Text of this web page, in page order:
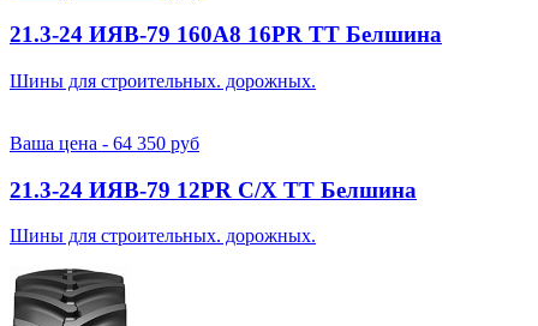
21.3-24 ИЯВ-79 160A8 16PR TT Белшина
Шины для строительных. дорожных.
Ваша цена - 64 350 руб
21.3-24 ИЯВ-79 12PR С/Х TT Белшина
Шины для строительных. дорожных.